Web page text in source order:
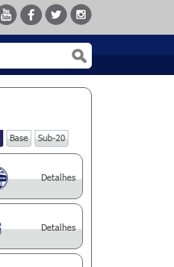
Base Sub-20
Detalhes
Detalhes